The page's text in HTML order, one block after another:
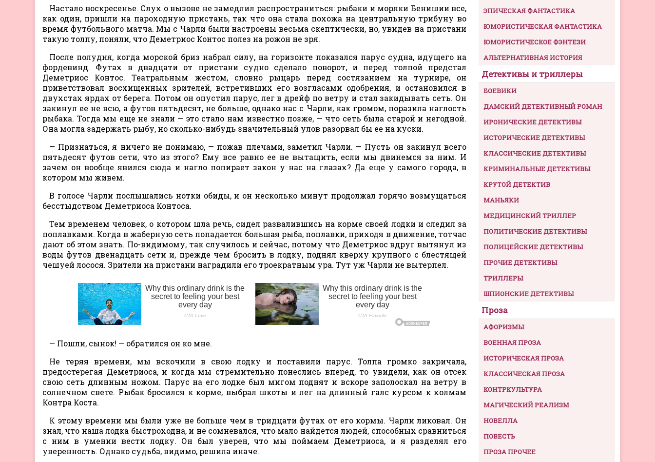
Настало воскресенье. Слух о вызове не замедлил распространиться: рыбаки и моряки Бенишии все,
как один, пришли на пароходную пристань, так что она стала похожа на центральную трибуну во
время футбольного матча. Мы с Чарли были настроены весьма скептически, но, увидев на пристани
такую толпу, поняли, что Деметриос Контос полез на рожон не зря.
После полудня, когда морской бриз набрал силу, на горизонте показался парус судна, идущего на
фордевинд. Футах в двадцати от пристани судно сделало поворот, и перед толпой предстал
Деметриос Контос. Театральным жестом, словно рыцарь перед состязанием на турнире, он
приветствовал восхищенных зрителей, встретивших его возгласами одобрения, и остановился в
двухстах ярдах от берега. Потом он опустил парус, лег в дрейф по ветру и стал закидывать сеть. Он
закинул ее не всю, а футов пятьдесят, не больше, однако нас с Чарли, как громом, поразила наглость
рыбака. Тогда мы еще не знали — это стало нам известно позже, — что сеть была старой и негодной.
Она могла задержать рыбу, но сколько-нибудь значительный улов разорвал бы ее на куски.
— Признаться, я ничего не понимаю, — пожав плечами, заметил Чарли. — Пусть он закинул всего
пятьдесят футов сети, что из этого? Ему все равно ее не вытащить, если мы двинемся за ним. И
зачем он вообще явился сюда и нагло попирает закон у нас на глазах? Да еще у самого города, в
котором мы живем.
В голосе Чарли послышались нотки обиды, и он несколько минут продолжал горячо возмущаться
бесстыдством Деметриоса Контоса.
Тем временем человек, о котором шла речь, сидел развалившись на корме своей лодки и следил за
поплавками. Когда в жаберную сеть попадается большая рыба, поплавки, приходя в движение, тотчас
дают об этом знать. По-видимому, так случилось и сейчас, потому что Деметриос вдруг вытянул из
воды футов двенадцать сети и, прежде чем бросить в лодку, поднял кверху крупного с блестящей
чешуей лосося. Зрители на пристани наградили его троекратным ура. Тут уж Чарли не вытерпел.
— Пошли, сынок! — обратился он ко мне.
Не теряя времени, мы вскочили в свою лодку и поставили парус. Толпа громко закричала,
предостерегая Деметриоса, и когда мы стремительно понеслись вперед, то увидели, как он отсек
свою сеть длинным ножом. Парус на его лодке был мигом поднят и вскоре заполоскал на ветру в
солнечном свете. Рыбак бросился к корме, выбрал шкоты и лег на длинный галс курсом к холмам
Контра Коста.
К этому времени мы были уже не больше чем в тридцати футах от его кормы. Чарли ликовал. Он
знал, что наша лодка быстроходна, и не сомневался, что мало найдется людей, способных сравниться
с ним в умении вести лодку. Он был уверен, что мы поймаем Деметриоса, и я разделял его
уверенность. Однако судьба, видимо, решила иначе.
ЭПИЧЕСКАЯ ФАНТАСТИКА
ЮМОРИСТИЧЕСКАЯ ФАНТАСТИКА
ЮМОРИСТИЧЕСКОЕ ФЭНТЕЗИ
АЛЬТЕРНАТИВНАЯ ИСТОРИЯ
Детективы и триллеры
БОЕВИКИ
ДАМСКИЙ ДЕТЕКТИВНЫЙ РОМАН
ИРОНИЧЕСКИЕ ДЕТЕКТИВЫ
ИСТОРИЧЕСКИЕ ДЕТЕКТИВЫ
КЛАССИЧЕСКИЕ ДЕТЕКТИВЫ
КРИМИНАЛЬНЫЕ ДЕТЕКТИВЫ
КРУТОЙ ДЕТЕКТИВ
МАНЬЯКИ
МЕДИЦИНСКИЙ ТРИЛЛЕР
ПОЛИТИЧЕСКИЕ ДЕТЕКТИВЫ
ПОЛИЦЕЙСКИЕ ДЕТЕКТИВЫ
ПРОЧИЕ ДЕТЕКТИВЫ
ТРИЛЛЕРЫ
ШПИОНСКИЕ ДЕТЕКТИВЫ
Проза
АФОРИЗМЫ
ВОЕННАЯ ПРОЗА
ИСТОРИЧЕСКАЯ ПРОЗА
КЛАССИЧЕСКАЯ ПРОЗА
КОНТРКУЛЬТУРА
МАГИЧЕСКИЙ РЕАЛИЗМ
НОВЕЛЛА
ПОВЕСТЬ
ПРОЗА ПРОЧЕЕ